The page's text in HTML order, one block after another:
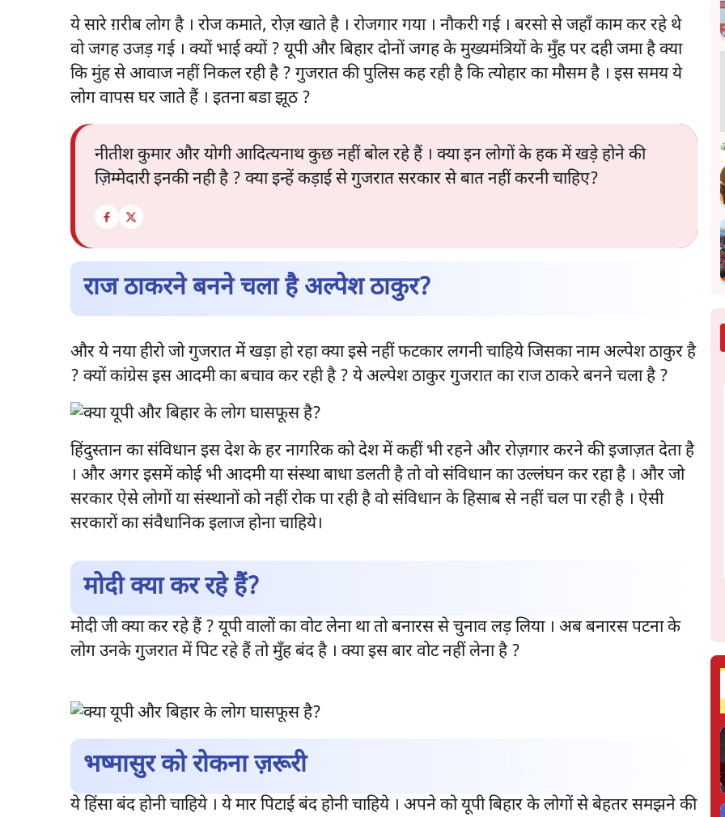
ये सारे ग़रीब लोग है । रोज कमाते, रोज़ खाते है । रोजगार गया । नौकरी गई । बरसो से जहाँ काम कर रहे थे
वो जगह उजड़ गई । क्यों भाई क्यों ? यूपी और बिहार दोनों जगह के मुख्यमंत्रियों के मुँह पर दही जमा है क्या
कि मुंह से आवाज नहीं निकल रही है ? गुजरात की पुलिस कह रही है कि त्योहार का मौसम है । इस समय ये
लोग वापस घर जाते हैं । इतना बडा झूठ ?
नीतीश कुमार और योगी आदित्यनाथ कुछ नहीं बोल रहे हैं । क्या इन लोगों के हक में खड़े होने की
ज़िम्मेदारी इनकी नही है ? क्या इन्हें कड़ाई से गुजरात सरकार से बात नहीं करनी चाहिए?
राज ठाकरने बनने चला है अल्पेश ठाकुर?
और ये नया हीरो जो गुजरात में खड़ा हो रहा क्या इसे नहीं फटकार लगनी चाहिये जिसका नाम अल्पेश ठाकुर है
? क्यों कांग्रेस इस आदमी का बचाव कर रही है ? ये अल्पेश ठाकुर गुजरात का राज ठाकरे बनने चला है ?
हिंदुस्तान का संविधान इस देश के हर नागरिक को देश में कहीं भी रहने और रोज़गार करने की इजाज़त देता है
। और अगर इसमें कोई भी आदमी या संस्था बाधा डलती है तो वो संविधान का उल्लंघन कर रहा है । और जो
सरकार ऐसे लोगों या संस्थानों को नहीं रोक पा रही है वो संविधान के हिसाब से नहीं चल पा रही है । ऐसी
सरकारों का संवैधानिक इलाज होना चाहिये।
मोदी क्या कर रहे हैं?
मोदी जी क्या कर रहे हैं ? यूपी वालों का वोट लेना था तो बनारस से चुनाव लड़ लिया । अब बनारस पटना के
लोग उनके गुजरात में पिट रहे हैं तो मुँह बंद है । क्या इस बार वोट नहीं लेना है ?
भष्मासुर को रोकना ज़रूरी
ये हिंसा बंद होनी चाहिये । ये मार पिटाई बंद होनी चाहिये । अपने को यूपी बिहार के लोगों से बेहतर समझने की